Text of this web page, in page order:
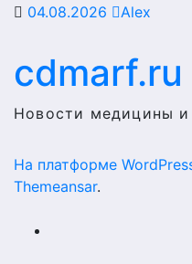
04.08.2026 Alex
cdmarf.ru
Новости медицины и
На платформе
Themeansar.